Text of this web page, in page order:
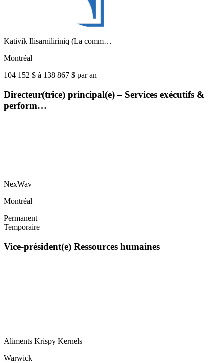
Kativik Ilisarniliriniq (La comm…
Montréal
104 152 $ à 138 867 $ par an
Directeur(trice) principal(e) – Services exécutifs &
perform…
NexWav
Montréal
Permanent
Temporaire
Vice-président(e) Ressources humaines
Aliments Krispy Kernels
Warwick